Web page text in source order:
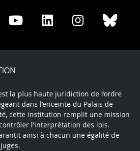
Share
Youtube
Share
LinkedIn
Share
Instagram
la plus haute juridiction de l’ordre
dans l’enceinte du Palais de
cette institution remplit une mission
l'interprétation des lois.
ainsi à chacun une égalité de